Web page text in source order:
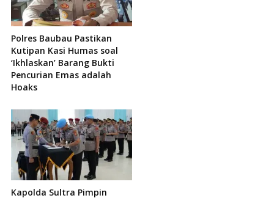
Polres Baubau Pastikan
Kutipan Kasi Humas soal
‘Ikhlaskan’ Barang Bukti
Pencurian Emas adalah
Hoaks
Kapolda Sultra Pimpin